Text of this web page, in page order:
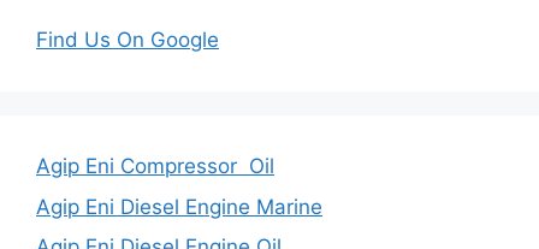
Find Us On Google
Agip Eni Compressor Oil
Agip Eni Diesel Engine Marine